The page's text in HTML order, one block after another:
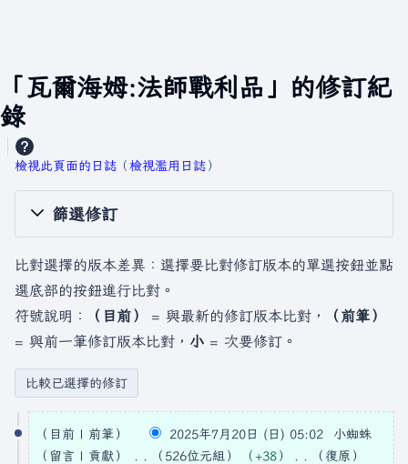
「瓦爾海姆:法師戰利品」的修訂紀
錄
檢視此頁面的日誌 ​（檢視濫用日誌）
篩選修訂
比對選擇的版本差異：選擇要比對修訂版本的單選按鈕並點
選底部的按鈕進行比對。
符號說明：
（目前） = 與最新的修訂版本比對，
（前筆）
= 與前一筆修訂版本比對， 小 = 次要修訂。
2
目前 前筆 2025年7月20日 (日) 05:02
小蜘蛛
留言
貢獻 526位元組
+38
復原